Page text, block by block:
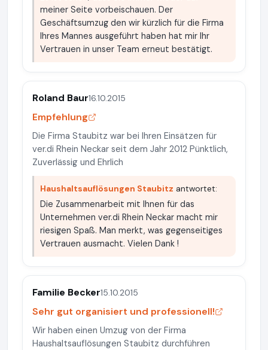
meiner Seite vorbeischauen. Der
Geschäftsumzug den wir kürzlich für die Firma
Ihres Mannes ausgeführt haben hat mir Ihr
Vertrauen in unser Team erneut bestätigt.
Roland Baur16.10.2015
Empfehlung
Die Firma Staubitz war bei Ihren Einsätzen für
ver.di Rhein Neckar seit dem Jahr 2012 Pünktlich,
Zuverlässig und Ehrlich
Haushaltsauflösungen Staubitz antwortet:
Die Zusammenarbeit mit Ihnen für das
Unternehmen ver.di Rhein Neckar macht mir
riesigen Spaß. Man merkt, was gegenseitiges
Vertrauen ausmacht. Vielen Dank !
Familie Becker15.10.2015
Sehr gut organisiert und professionell!
Wir haben einen Umzug von der Firma
Haushaltsauflösungen Staubitz durchführen